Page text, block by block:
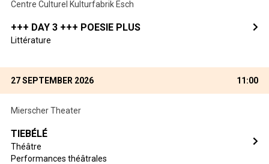
Centre Culturel Kulturfabrik Esch
+++ DAY 3 +++ POESIE PLUS
Littérature
27 SEPTEMBER 2026 11:00
Mierscher Theater
TIEBÉLÉ
Théâtre
Performances théâtrales